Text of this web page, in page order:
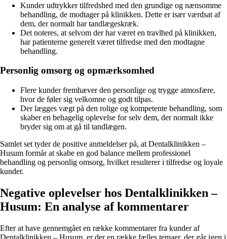
Kunder udtrykker tilfredshed med den grundige og nænsomme
behandling, de modtager på klinikken. Dette er især værdsat af
dem, der normalt har tandlægeskræk.
Det noteres, at selvom der har været en travlhed på klinikken,
har patienterne generelt været tilfredse med den modtagne
behandling.
Personlig omsorg og opmærksomhed
Flere kunder fremhæver den personlige og trygge atmosfære,
hvor de føler sig velkomne og godt tilpas.
Der lægges vægt på den rolige og kompetente behandling, som
skaber en behagelig oplevelse for selv dem, der normalt ikke
bryder sig om at gå til tandlægen.
Samlet set tyder de positive anmeldelser på, at Dentalklinikken –
Husum formår at skabe en god balance mellem professionel
behandling og personlig omsorg, hvilket resulterer i tilfredse og loyale
kunder.
Negative oplevelser hos Dentalklinikken –
Husum: En analyse af kommentarer
Efter at have gennemgået en række kommentarer fra kunder af
Dentalklinikken – Husum, er der en række fælles temaer, der går igen i